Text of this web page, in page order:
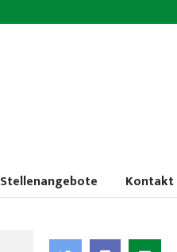
Stellenangebote Kontakt